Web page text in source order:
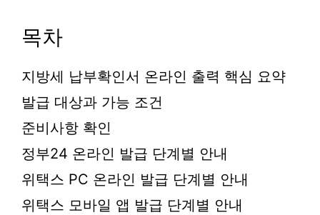
목차
지방세 납부확인서 온라인 출력 핵심 요약
발급 대상과 가능 조건
준비사항 확인
정부24 온라인 발급 단계별 안내
위택스 PC 온라인 발급 단계별 안내
위택스 모바일 앱 발급 단계별 안내